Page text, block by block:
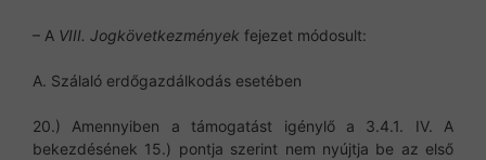
– A VIII. Jogkövetkezmények fejezet módosult:
A. Szálaló erdőgazdálkodás esetében
20.) Amennyiben a támogatást igénylő a 3.4.1. IV. A
bekezdésének 15.) pontja szerint nem nyújtja be az első